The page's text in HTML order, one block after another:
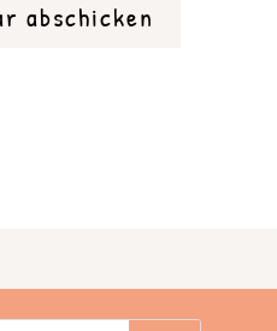
abschicken